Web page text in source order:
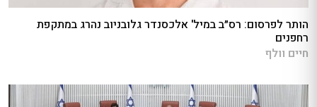
הותר לפרסום: רס״ב במיל' אלכסנדר גלובניוב נהרג במתקפת
רחפנים
חיים וולף